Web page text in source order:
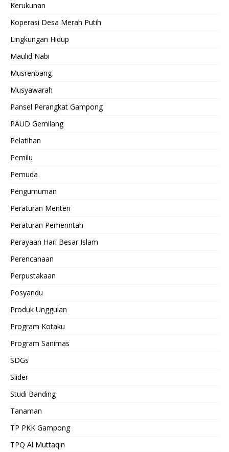
Kerukunan
Koperasi Desa Merah Putih
Lingkungan Hidup
Maulid Nabi
Musrenbang
Musyawarah
Pansel Perangkat Gampong
PAUD Gemilang
Pelatihan
Pemilu
Pemuda
Pengumuman
Peraturan Menteri
Peraturan Pemerintah
Perayaan Hari Besar Islam
Perencanaan
Perpustakaan
Posyandu
Produk Unggulan
Program Kotaku
Program Sanimas
SDGs
Slider
Studi Banding
Tanaman
TP PKK Gampong
TPQ Al Muttaqin